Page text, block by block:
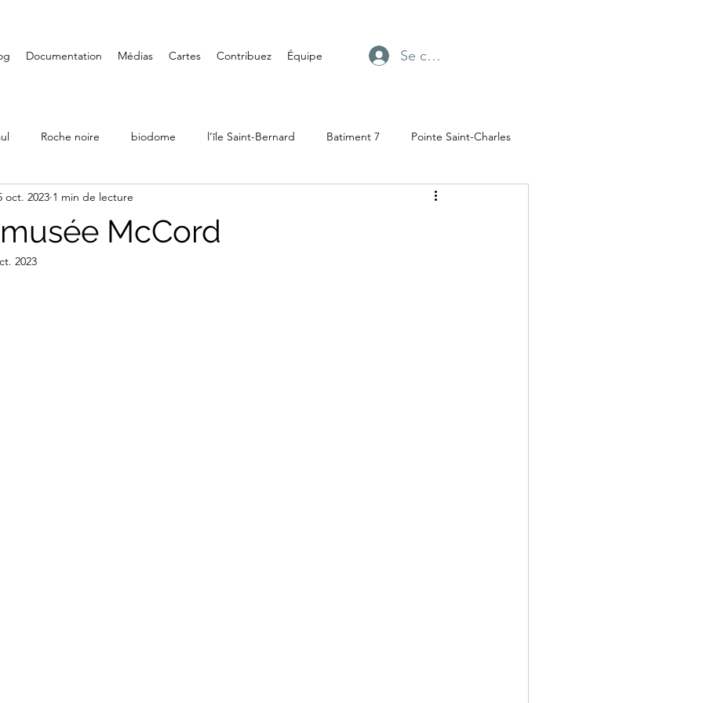
Documentation Médias Cartes Contribuez Équipe Se connecter
Roche noire biodome l’île Saint-Bernard Batiment 7 Pointe Saint-Charles
Ville Émard Musées
LaSalle
McCord
oct. 2023 1 min de lecture
2023